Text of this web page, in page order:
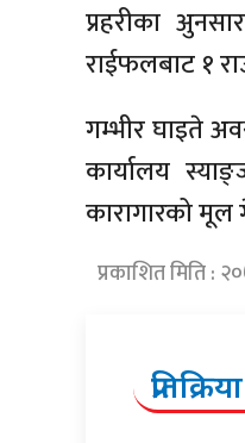
प्रहरीका
राईफलबाट १
गम्भीर घाइते
कार्यालय
कारागारको मूल
प्रकाशित मिति :
प्रतिक्रिया